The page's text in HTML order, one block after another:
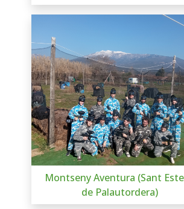
Montseny Aventura (Sant
de Palautordera)